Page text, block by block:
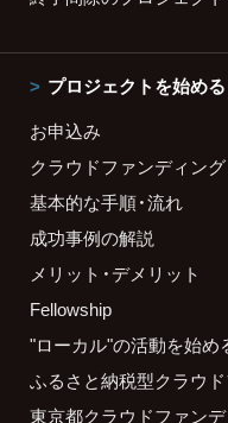
プロジェクトを始める
お申込み
クラウドファンディン
基本的な手順・流れ
成功事例の解説
メリット・デメリット
Fellowship
"ローカル"の活動を始め
ふるさと納税型クラウ
東京都クラウドファン